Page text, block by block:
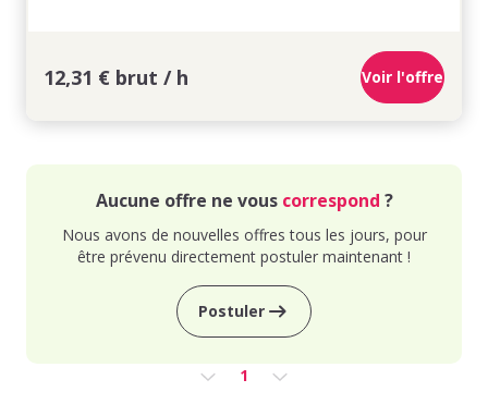
12,31 € brut / h Voir l'offre
Aucune offre ne vous correspond ?
Nous avons de nouvelles offres tous les jours, pour
être prévenu directement postuler maintenant !
Postuler
1